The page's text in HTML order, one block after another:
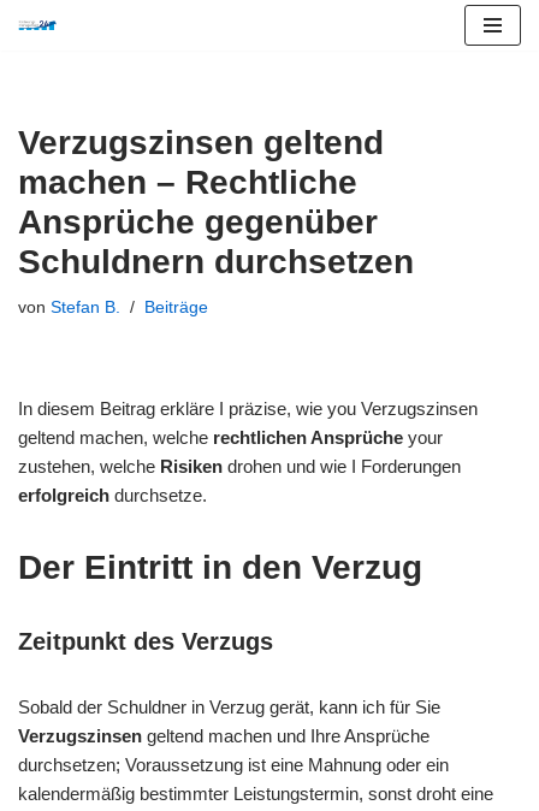
Verzugszinsen geltend
machen – Rechtliche
Ansprüche gegenüber
Schuldnern durchsetzen
von Stefan B. Beiträge
In diesem Beitrag erkläre I präzise, wie you Verzugszinsen
geltend machen, welche rechtlichen Ansprüche your
zustehen, welche Risiken drohen und wie I Forderungen
erfolgreich durchsetze.
Der Eintritt in den Verzug
Zeitpunkt des Verzugs
Sobald der Schuldner in Verzug gerät, kann ich für Sie
Verzugszinsen geltend machen und Ihre Ansprüche
durchsetzen; Voraussetzung ist eine Mahnung oder ein
kalendermäßig bestimmter Leistungstermin, sonst droht eine